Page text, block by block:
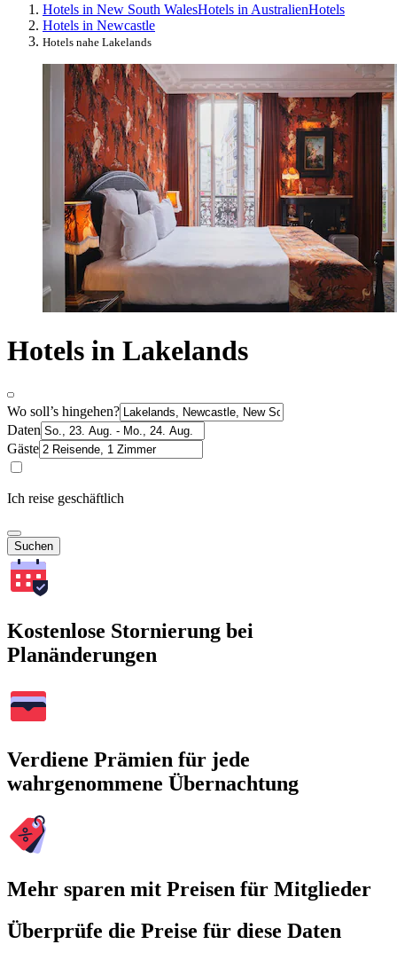
Hotels in New South WalesHotels in AustralienHotels
Hotels in Newcastle
Hotels nahe Lakelands
Hotels in Lakelands
Wo soll’s hingehen?
Daten
Gäste
Ich reise geschäftlich
Suchen
Kostenlose Stornierung bei
Planänderungen
Verdiene Prämien für jede
wahrgenommene Übernachtung
Mehr sparen mit Preisen für Mitglieder
Überprüfe die Preise für diese Daten